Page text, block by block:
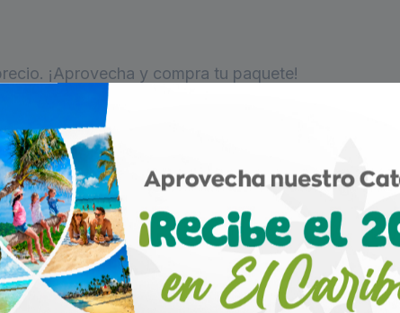
¡Aprovecha y compra tu paquete!
un problema con nuestros servidores. Vuelva a intentarlo
elige tu destino!